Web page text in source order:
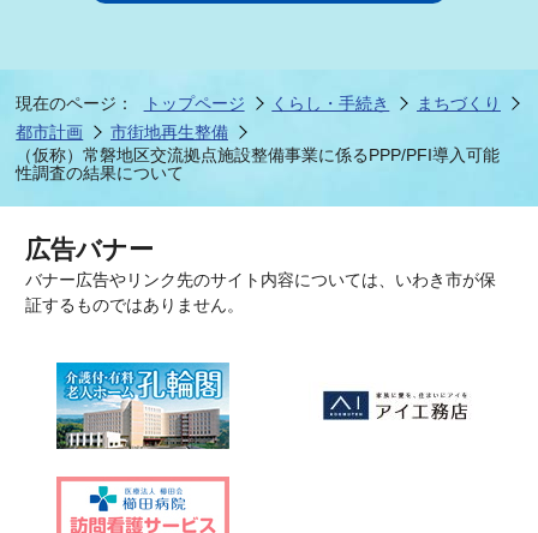
現在のページ： トップページ くらし・手続き
まちづくり
都市計画
市街地再生整備
（仮称）常磐地区交流拠点施設整備事業に係るPPP/PFI導入可能
性調査の結果について
広告バナー
バナー広告やリンク先のサイト内容については、いわき市が保
証するものではありません。